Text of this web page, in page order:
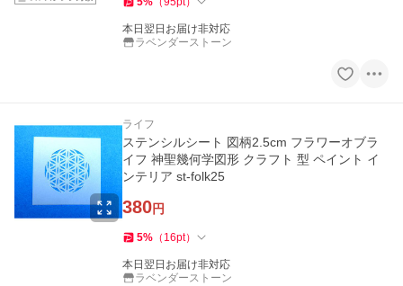
本日翌日お届け非対応
ラベンダーストーン
ライフ
ステンシルシート 図柄2.5cm フラワーオブラ
イフ 神聖幾何学図形 クラフト 型 ペイント イ
ンテリア st-folk25
380円
5% （ 16pt）
本日翌日お届け非対応
ラベンダーストーン